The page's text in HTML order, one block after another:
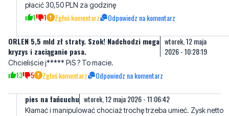
płacić 30,50 PLN za godzinę
1 1 Zgłoś komentarz Odpowiedz na komentarz
ORLEN 5,5 mld zł straty. Szok! Nadchodzi mega
kryzys i zaciąganie pasa.
wtorek, 12 maja
2026 - 10:28:19
Chcieliście j***** PiS ? To macie.
13 5 Zgłoś komentarz Odpowiedz na komentarz
pies na łańcuchu wtorek, 12 maja 2026 - 11:06:42
Kłamać i manipulować chociaż trochę trzeba umieć. Zysk netto